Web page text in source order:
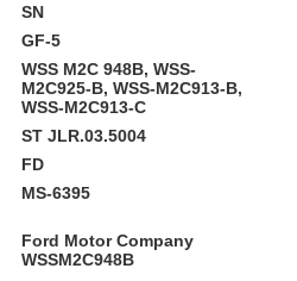
SN
GF-5
WSS M2C 948B, WSS-
M2C925-B, WSS-M2C913-B,
WSS-M2C913-C
ST JLR.03.5004
FD
MS-6395
Ford Motor Company
WSSM2C948B